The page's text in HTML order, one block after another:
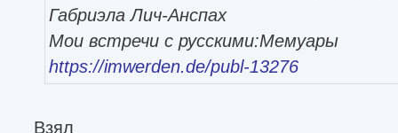
Габриэла Лич-Анспах
Мои встречи с русскими:Мемуары
https://imwerden.de/publ-13276
Взял